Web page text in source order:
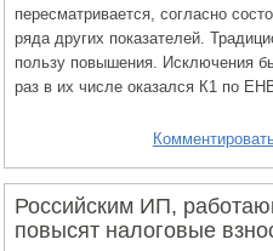
пересматривается, согласно
ряда других показателей.
пользу повышения. Исключения
раз в их числе оказался К1 по
Российским ИП,
повысят налоговые